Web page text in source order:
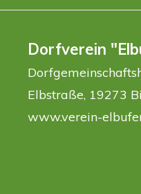
Dorfverein
Elbstraße, 19273
www.verein-